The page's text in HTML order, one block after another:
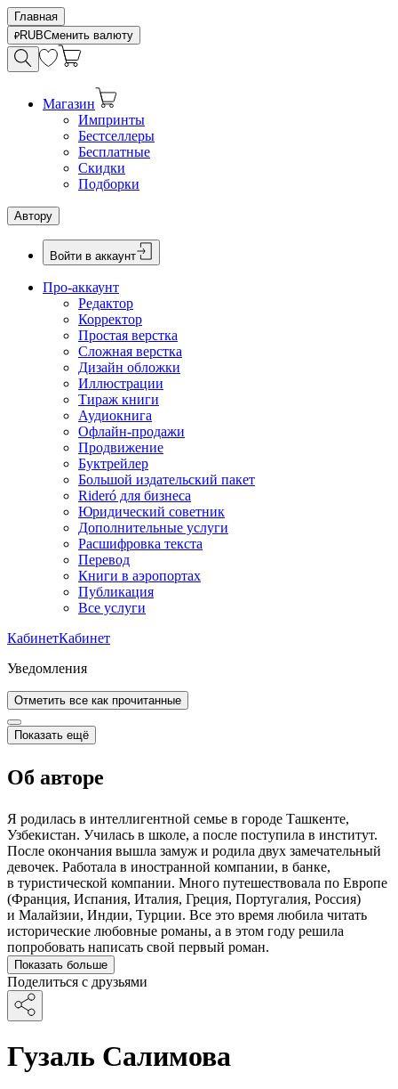
Главная
RUBСменить валюту
Магазин
Импринты
Бестселлеры
Бесплатные
Скидки
Подборки
Автору
Войти в аккаунт
Про-аккаунт
Редактор
Корректор
Простая верстка
Сложная верстка
Дизайн обложки
Иллюстрации
Тираж книги
Аудиокнига
Офлайн-продажи
Продвижение
Буктрейлер
Большой издательский пакет
Rideró для бизнеса
Юридический советник
Дополнительные услуги
Расшифровка текста
Перевод
Книги в аэропортах
Публикация
Все услуги
КабинетКабинет
Уведомления
Отметить все как прочитанные
Показать ещё
Об авторе
Я родилась в интеллигентной семье в городе Ташкенте,
Узбекистан. Училась в школе, а после поступила в институт.
После окончания вышла замуж и родила двух замечательный
девочек. Работала в иностранной компании, в банке,
в туристической компании. Много путешествовала по Европе
(Франция, Испания, Италия, Греция, Португалия, Россия)
и Малайзии, Индии, Турции. Все это время любила читать
исторические любовные романы, а в этом году решила
попробовать написать свой первый роман.
Показать больше
Поделиться с друзьями
Гузаль Салимова